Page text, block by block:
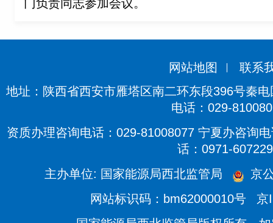
门负责同志参加会议。
网站地图
联系
地址：陕西省西安市雁塔区南二环东段396号秦
电话：029-
资质办理咨询电话：029-81008077 宁夏办咨询
话：0971-
主办单位: 国家能源局西北监管局
京
网站标识码：bm62000010号
京